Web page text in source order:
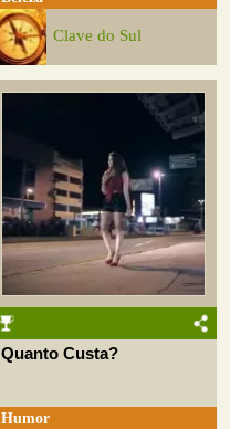
Clave do Sul
Quanto Custa?
Humor